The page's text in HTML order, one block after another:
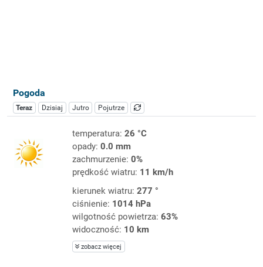
Pogoda
Teraz Dzisiaj Jutro Pojutrze
temperatura: 26 °C
opady: 0.0 mm
zachmurzenie: 0%
prędkość wiatru: 11 km/h
kierunek wiatru: 277 °
ciśnienie: 1014 hPa
wilgotność powietrza: 63%
widoczność: 10 km
zobacz więcej